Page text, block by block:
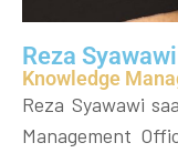
Reza Syawawi
Knowledge
Reza Syawawi
Management